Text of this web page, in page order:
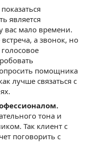
является
вас мало времени.
а звонок, но
голосовое
помощника
лучше связаться с
тона и
Так клиент с
поговорить с